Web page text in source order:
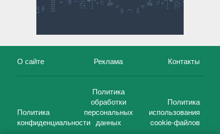
О сайте Реклама Контакты
Политика
конфиденциальности
Политика
обработки
персональных
данных
Политика
использования
cookie-файлов